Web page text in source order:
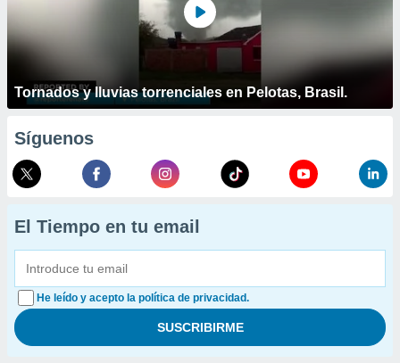
Tornados y lluvias torrenciales en Pelotas, Brasil.
Síguenos
El Tiempo en tu email
He leído y acepto la política de privacidad.